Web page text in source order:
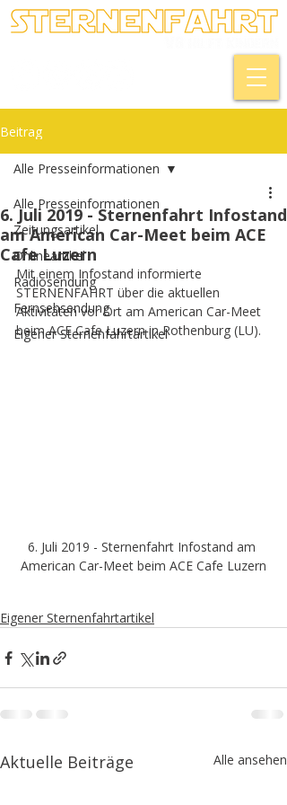
Beitrag
Alle Presseinformationen
Zeitungsartikel
Onlineartikel
Radiosendung
Fernsehsendung
Eigener Sternenfahrtartikel
Alle Presseinformationen
6. Juli 2019 - Sternenfahrt Infostand
am American Car-Meet beim ACE
Cafe Luzern
Mit einem Infostand informierte
STERNENFAHRT über die aktuellen
Aktivitäten vor Ort am American Car-Meet
beim ACE Cafe Luzern in Rothenburg (LU).
6. Juli 2019 - Sternenfahrt Infostand am
American Car-Meet beim ACE Cafe Luzern
Eigener Sternenfahrtartikel
Aktuelle Beiträge Alle ansehen